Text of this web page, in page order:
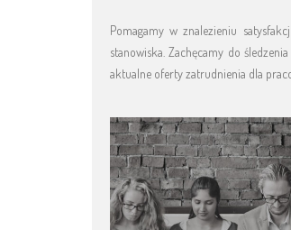
Pomagamy w znalezieniu
stanowiska. Zachęcamy do
aktualne oferty zatrudnienia dla